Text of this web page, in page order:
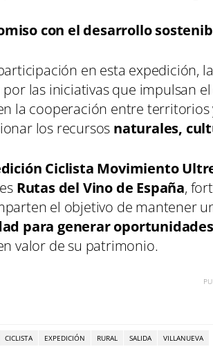
con el desarrollo
en esta expedición, la
por las iniciativas que impulsan el
la cooperación entre
los recursos naturales,
Ciclista Movimiento
Rutas del Vino de España,
el objetivo de mantener
para generar oportunidades
valor de su patrimonio.
CICLISTA EXPEDICIÓN RURAL SALIDA VILLANUEVA